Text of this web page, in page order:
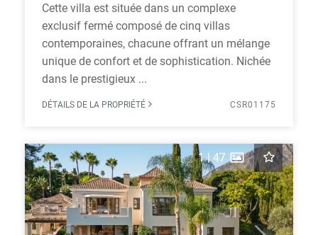
Cette villa est située dans un complexe
exclusif fermé composé de cinq villas
contemporaines, chacune offrant un mélange
unique de confort et de sophistication. Nichée
dans le prestigieux ...
DÉTAILS DE LA PROPRIÉTÉ CSR01175
1|47